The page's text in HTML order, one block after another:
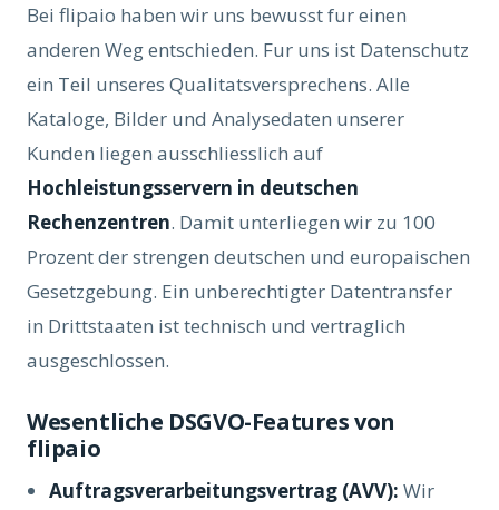
Bei flipaio haben wir uns bewusst fur einen
anderen Weg entschieden. Fur uns ist Datenschutz
ein Teil unseres Qualitatsversprechens. Alle
Kataloge, Bilder und Analysedaten unserer
Kunden liegen ausschliesslich auf
Hochleistungsservern in deutschen
Rechenzentren. Damit unterliegen wir zu 100
Prozent der strengen deutschen und europaischen
Gesetzgebung. Ein unberechtigter Datentransfer
in Drittstaaten ist technisch und vertraglich
ausgeschlossen.
Wesentliche DSGVO-Features von
flipaio
Auftragsverarbeitungsvertrag (AVV): Wir